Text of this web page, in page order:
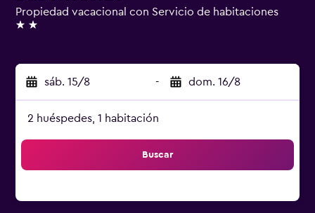
Propiedad vacacional con Servicio de habitaciones
2 estrellas
sáb. 15/8 - dom. 16/8
2 huéspedes, 1 habitación
Buscar